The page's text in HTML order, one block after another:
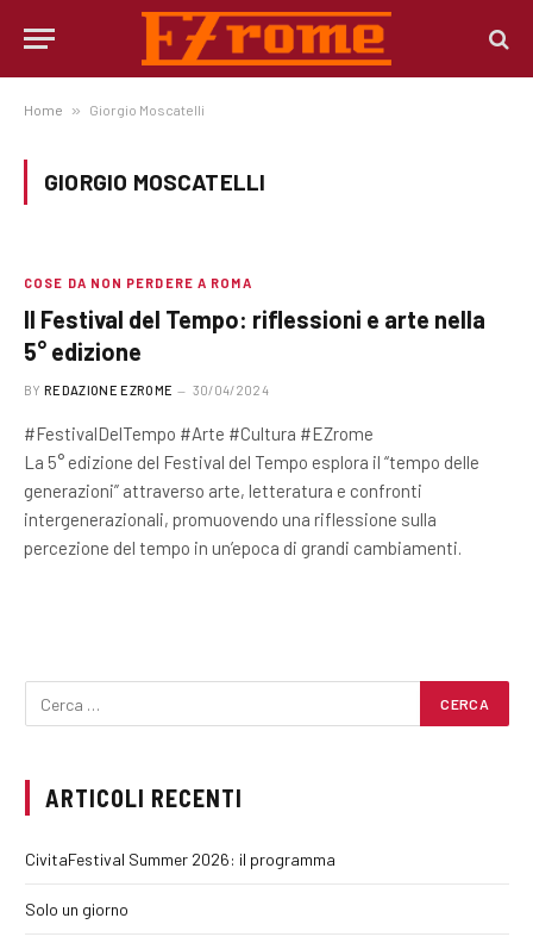
Home » Giorgio Moscatelli
GIORGIO MOSCATELLI
COSE DA NON PERDERE A ROMA
Il Festival del Tempo: riflessioni e arte nella
5° edizione
BY REDAZIONE EZROME 30/04/2024
#FestivalDelTempo #Arte #Cultura #EZrome
La 5° edizione del Festival del Tempo esplora il “tempo delle
generazioni” attraverso arte, letteratura e confronti
intergenerazionali, promuovendo una riflessione sulla
percezione del tempo in un’epoca di grandi cambiamenti.
ARTICOLI RECENTI
CivitaFestival Summer 2026: il programma
Solo un giorno